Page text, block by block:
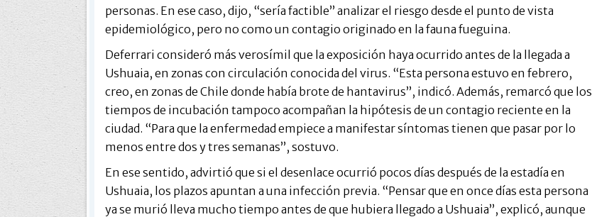
personas. En ese caso, dijo, “sería factible” analizar el riesgo desde el punto de vista
epidemiológico, pero no como un contagio originado en la fauna fueguina.
Deferrari consideró más verosímil que la exposición haya ocurrido antes de la llegada a
Ushuaia, en zonas con circulación conocida del virus. “Esta persona estuvo en febrero,
creo, en zonas de Chile donde había brote de hantavirus”, indicó. Además, remarcó que los
tiempos de incubación tampoco acompañan la hipótesis de un contagio reciente en la
ciudad. “Para que la enfermedad empiece a manifestar síntomas tienen que pasar por lo
menos entre dos y tres semanas”, sostuvo.
En ese sentido, advirtió que si el desenlace ocurrió pocos días después de la estadía en
Ushuaia, los plazos apuntan a una infección previa. “Pensar que en once días esta persona
ya se murió lleva mucho tiempo antes de que hubiera llegado a Ushuaia”, explicó, aunque